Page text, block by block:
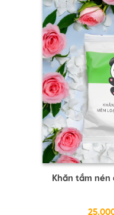
Khăn tắm nén